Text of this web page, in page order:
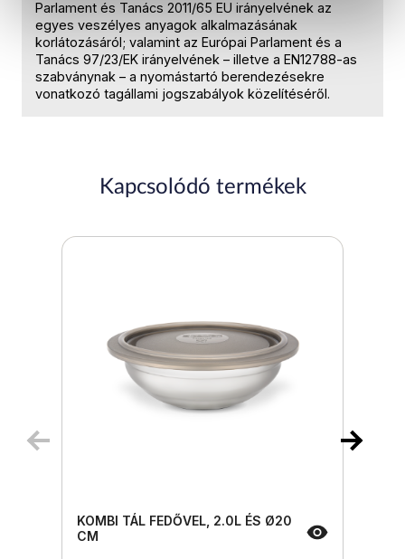
Parlament és Tanács 2011/65 EU irányelvének az
egyes veszélyes anyagok alkalmazásának
korlátozásáról; valamint az Európai Parlament és a
Tanács 97/23/EK irányelvének – illetve a EN12788-as
szabványnak – a nyomástartó berendezésekre
vonatkozó tagállami jogszabályok közelítéséről.
Kapcsolódó termékek
KOMBI TÁL FEDŐVEL, 2.0L ÉS Ø20
CM